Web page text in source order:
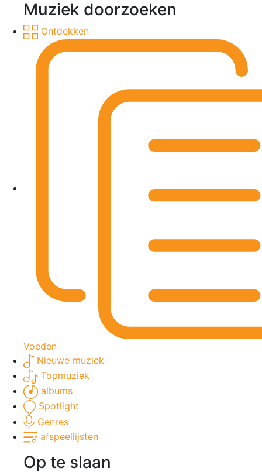
Muziek doorzoeken
Ontdekken
Voeden
Nieuwe muziek
Topmuziek
albums
Spotlight
Genres
afspeellijsten
Op te slaan